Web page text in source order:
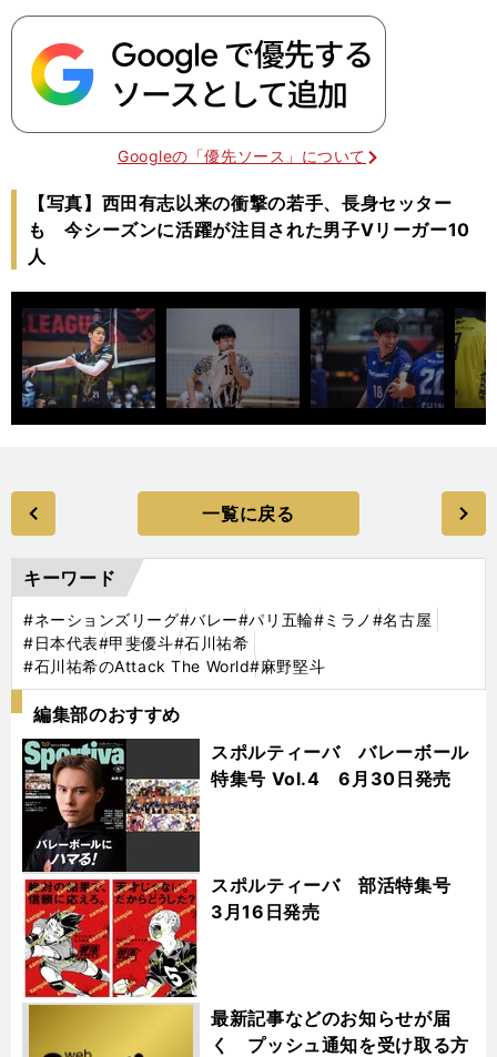
Googleの「優先ソース」について
【写真】西田有志以来の衝撃の若手、長身セッター
も 今シーズンに活躍が注目された男子Vリーガー10
人
一覧に戻る
キーワード
#ネーションズリーグ#バレー#パリ五輪#ミラノ #名古屋
#日本代表#甲斐優斗#石川祐希
#石川祐希のAttack The World#麻野堅斗
編集部のおすすめ
スポルティーバ バレーボール
特集号 Vol.4 6月30日発売
スポルティーバ 部活特集号
3月16日発売
最新記事などのお知らせが届
く プッシュ通知を受け取る方